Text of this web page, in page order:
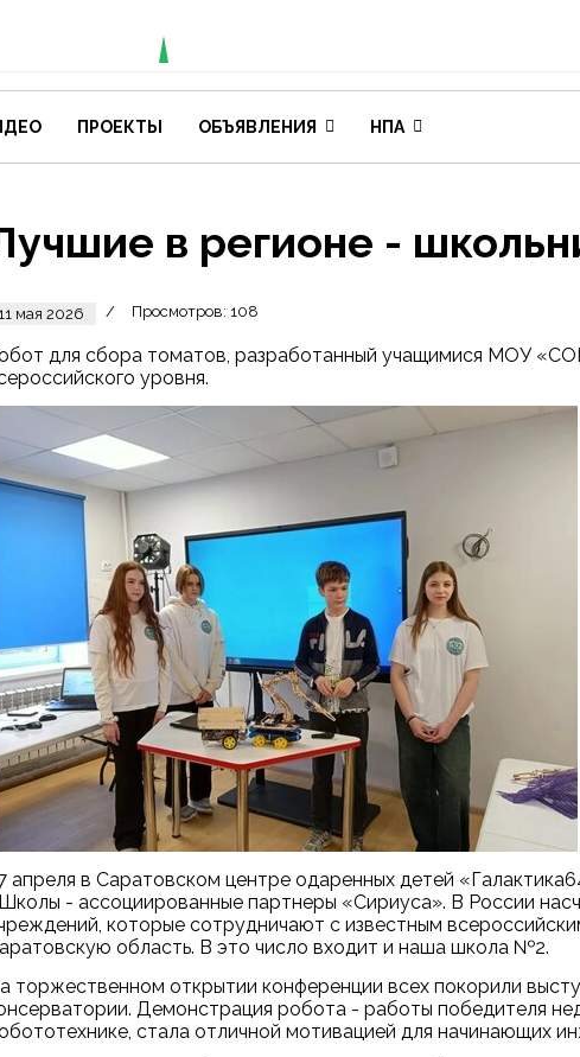
ПРОЕКТЫ ОБЪЯВЛЕНИЯ НПА
в регионе -
11 мая 2026 Просмотров: 108
для сбора томатов, разработанный учащимися МОУ
уровня.
апреля в Саратовском центре одаренных детей
- ассоциированные партнеры «Сириуса». В России
которые сотрудничают с известным
область. В это число входит и наша школа №2.
торжественном открытии конференции всех покорили
Демонстрация робота - работы победителя
стала отличной мотивацией для начинающих